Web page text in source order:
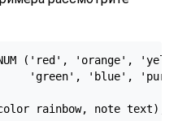
ENUM ('red', 'orange',
'green', 'blue',
(color rainbow, note text);